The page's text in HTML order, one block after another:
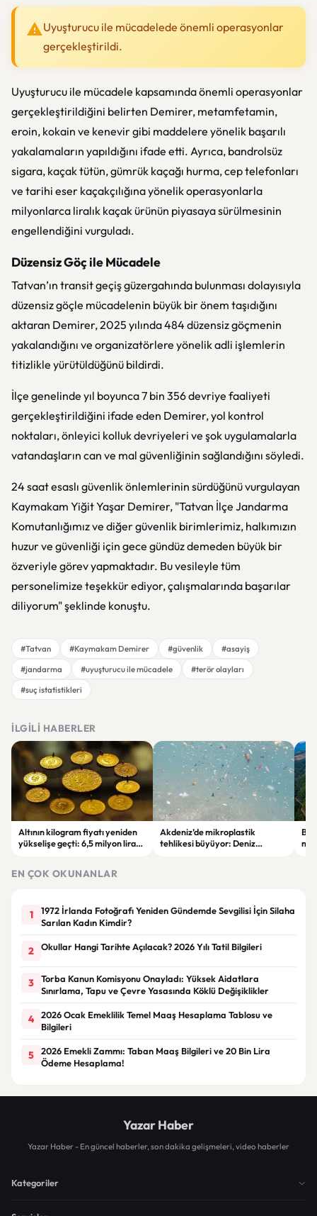
Uyuşturucu ile mücadelede önemli operasyonlar
gerçekleştirildi.
Uyuşturucu ile mücadele kapsamında önemli operasyonlar
gerçekleştirildiğini belirten Demirer, metamfetamin,
eroin, kokain ve kenevir gibi maddelere yönelik başarılı
yakalamaların yapıldığını ifade etti. Ayrıca, bandrolsüz
sigara, kaçak tütün, gümrük kaçağı hurma, cep telefonları
ve tarihi eser kaçakçılığına yönelik operasyonlarla
milyonlarca liralık kaçak ürünün piyasaya sürülmesinin
engellendiğini vurguladı.
Düzensiz Göç ile Mücadele
Tatvan’ın transit geçiş güzergahında bulunması dolayısıyla
düzensiz göçle mücadelenin büyük bir önem taşıdığını
aktaran Demirer, 2025 yılında 484 düzensiz göçmenin
yakalandığını ve organizatörlere yönelik adli işlemlerin
titizlikle yürütüldüğünü bildirdi.
İlçe genelinde yıl boyunca 7 bin 356 devriye faaliyeti
gerçekleştirildiğini ifade eden Demirer, yol kontrol
noktaları, önleyici kolluk devriyeleri ve şok uygulamalarla
vatandaşların can ve mal güvenliğinin sağlandığını söyledi.
24 saat esaslı güvenlik önlemlerinin sürdüğünü vurgulayan
Kaymakam Yiğit Yaşar Demirer, "Tatvan İlçe Jandarma
Komutanlığımız ve diğer güvenlik birimlerimiz, halkımızın
huzur ve güvenliği için gece gündüz demeden büyük bir
özveriyle görev yapmaktadır. Bu vesileyle tüm
personelimize teşekkür ediyor, çalışmalarında başarılar
diliyorum" şeklinde konuştu.
#Tatvan #Kaymakam Demirer #güvenlik
#asayiş
#jandarma
#uyuşturucu ile mücadele
#terör olayları
#suç istatistikleri
İLGILI HABERLER
Altının kilogram fiyatı yeniden
yükselişe geçti: 6,5 milyon lirayı
Akdeniz’de mikroplastik
tehlikesi büyüyor: Deniz
EN ÇOK OKUNANLAR
1
1972 İrlanda Fotoğrafı Yeniden Gündemde Sevgilisi İçin Silaha
Sarılan Kadın Kimdir?
2 Okullar Hangi Tarihte Açılacak? 2026 Yılı Tatil Bilgileri
3
Torba Kanun Komisyonu Onayladı: Yüksek Aidatlara
Sınırlama, Tapu ve Çevre Yasasında Köklü Değişiklikler
4
2026 Ocak Emeklilik Temel Maaş Hesaplama Tablosu ve
Bilgileri
5
2026 Emekli Zammı: Taban Maaş Bilgileri ve 20 Bin Lira
Ödeme Hesaplama!
Yazar Haber
Yazar Haber - En güncel haberler, son dakika gelişmeleri, video haberler
Kategoriler